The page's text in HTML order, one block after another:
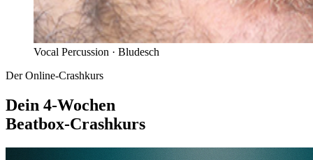
Vocal Percussion · Bludesch
Der Online-Crashkurs
Dein 4-Wochen
Beatbox-Crashkurs